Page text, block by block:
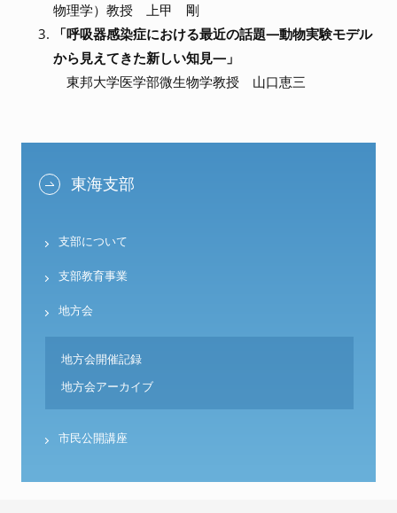
物理学）教授 上甲 剛
「呼吸器感染症における最近の話題―動物実験モデル
から見えてきた新しい知見―」
東邦大学医学部微生物学教授 山口恵三
東海支部
支部について
支部教育事業
地方会
地方会開催記録
地方会アーカイブ
市民公開講座